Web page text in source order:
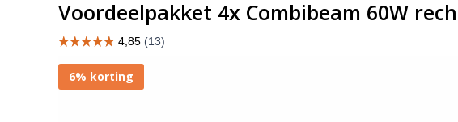
Stel je eigen LED-pakket samen
LED werklampen
LED koplampen
Voordeelpakket 4x Combibeam 60W
6% korting